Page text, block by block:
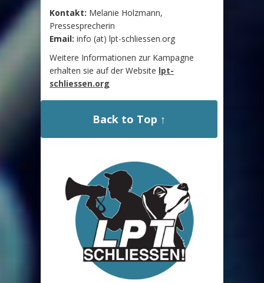
Kontakt: Melanie Holzmann,
Pressesprecherin
Email: info (at) lpt-schliessen.org
Weitere Informationen zur Kampagne
erhalten sie auf der Website lpt-
schliessen.org
Back to Top ↑